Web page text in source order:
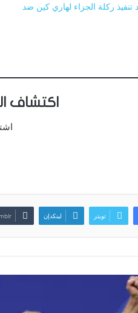
لماذا أعيد تنفيذ ركلة الجزاء لهاري كين ضد
اكتشاف
تويتر لينكدإن